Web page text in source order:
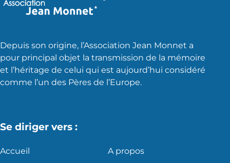
Depuis son origine, l’Association Jean Monnet a
pour principal objet la transmission de la mémoire
et l’héritage de celui qui est aujourd’hui considéré
comme l’un des Pères de l’Europe.
Se diriger vers :
Accueil A propos